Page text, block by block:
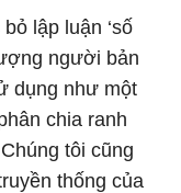
lập luận ‘số
người bản
dụng như một
chia ranh
tôi cũng
thống của